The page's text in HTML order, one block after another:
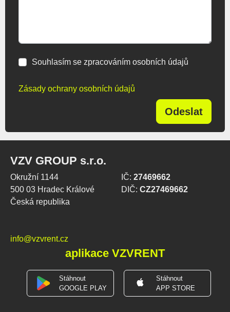
Souhlasím se zpracováním osobních údajů
Zásady ochrany osobních údajů
Odeslat
VZV GROUP s.r.o.
Okružní 1144
500 03 Hradec Králové
Česká republika
IČ: 27469662
DIČ: CZ27469662
info@vzvrent.cz
aplikace VZVRENT
Stáhnout
GOOGLE PLAY
Stáhnout
APP STORE